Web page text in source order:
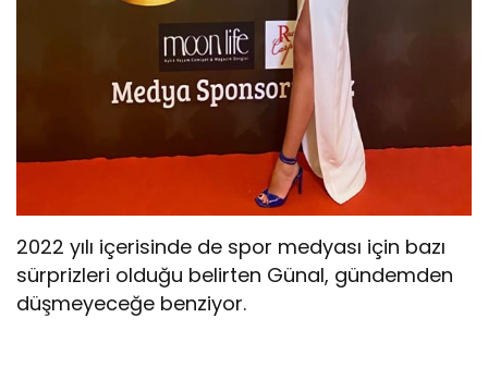
2022 yılı içerisinde de spor medyası için bazı
sürprizleri olduğu belirten Günal, gündemden
düşmeyeceğe benziyor.